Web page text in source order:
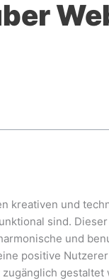
kreativen und
sind.
und
positive